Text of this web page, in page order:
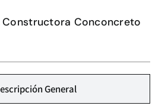
Constructora Conconcreto
General